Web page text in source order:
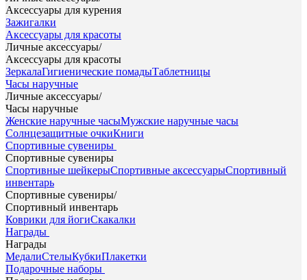
Аксессуары для курения
Зажигалки
Аксессуары для красоты
Личные аксессуары/
Аксессуары для красоты
ЗеркалаГигиенические помадыТаблетницы
Часы наручные
Личные аксессуары/
Часы наручные
Женские наручные часыМужские наручные часы
Солнцезащитные очкиКниги
Спортивные сувениры
Спортивные сувениры
Спортивные шейкерыСпортивные аксессуарыСпортивный
инвентарь
Спортивные сувениры/
Спортивный инвентарь
Коврики для йогиСкакалки
Награды
Награды
МедалиСтелыКубкиПлакетки
Подарочные наборы